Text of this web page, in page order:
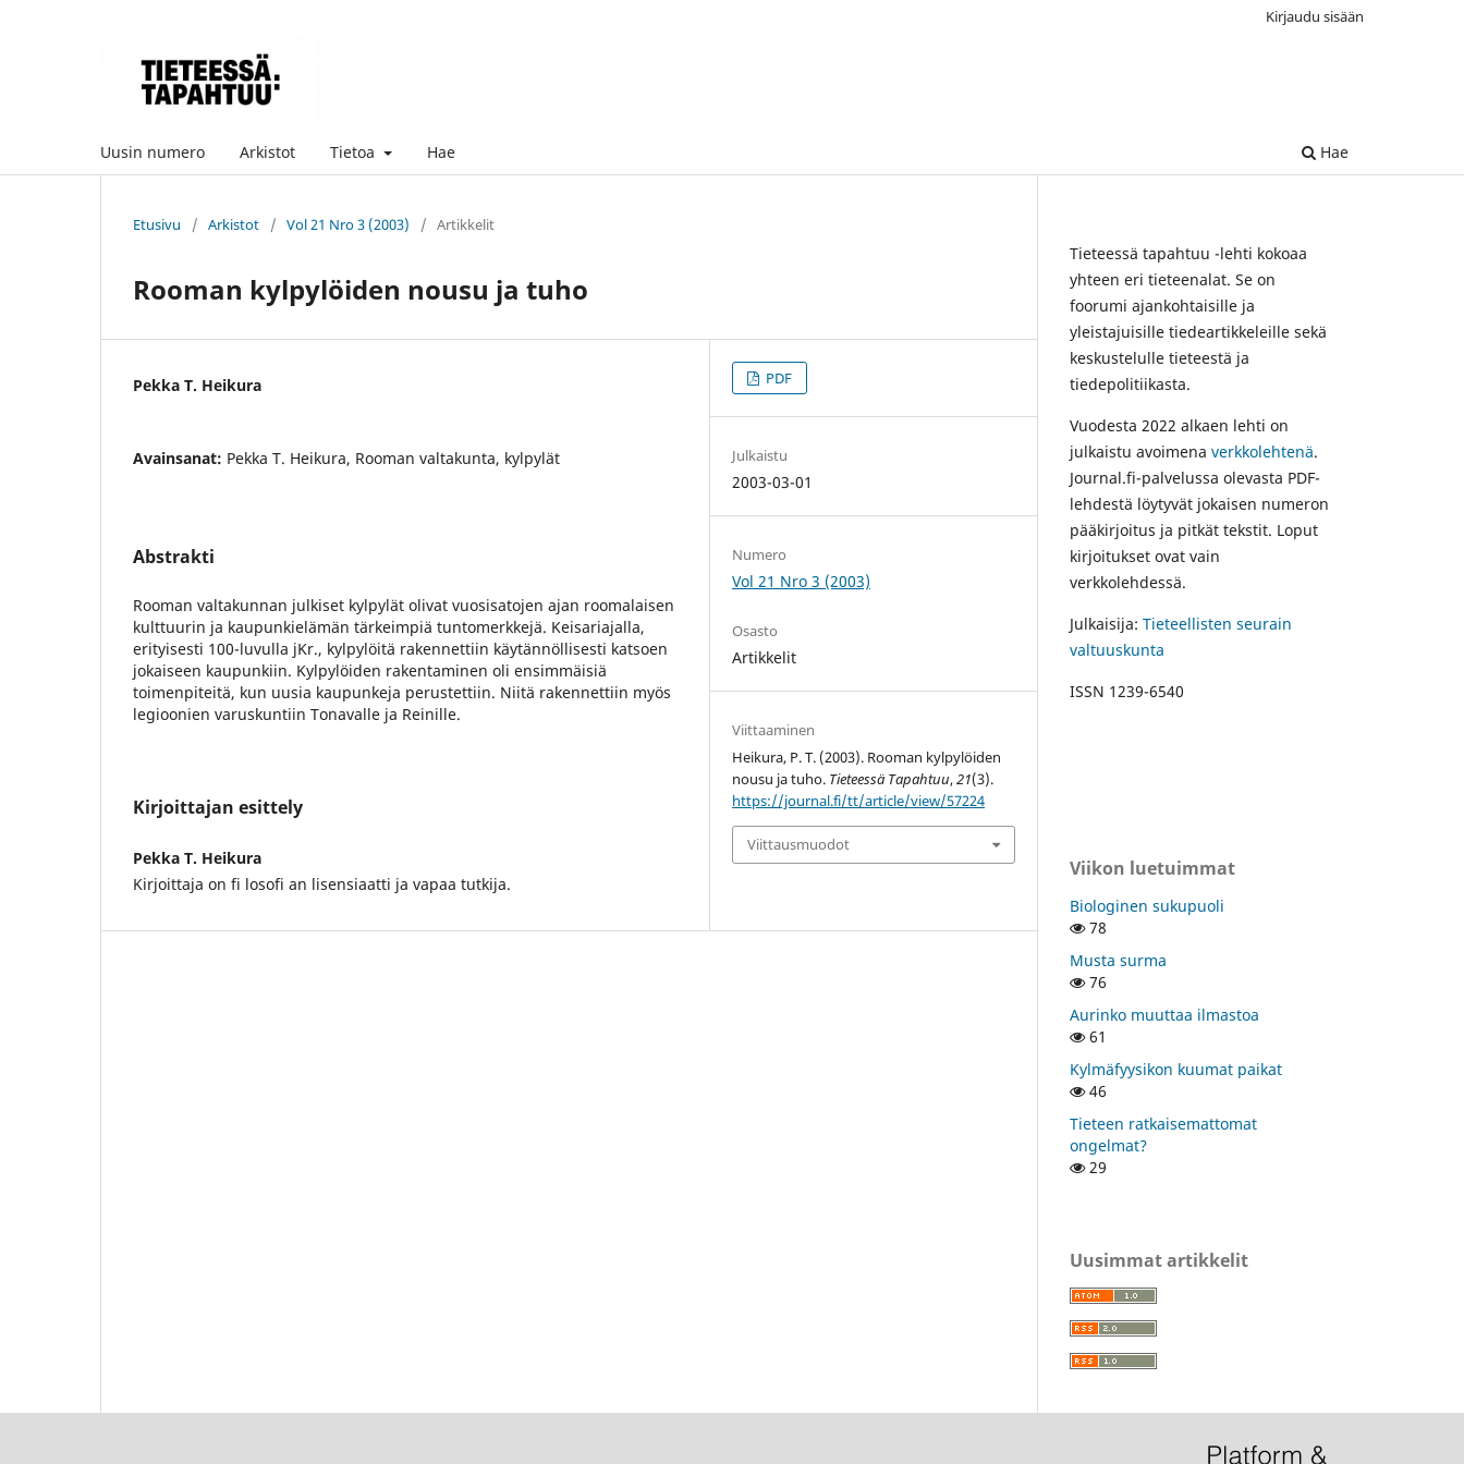
Uusin numero Arkistot Tietoa Hae Hae
Kirjaudu sisään
Etusivu / Arkistot / Vol 21 Nro 3 (2003) / Artikkelit
Rooman kylpylöiden nousu ja tuho
Pekka T. Heikura
Avainsanat: Pekka T. Heikura, Rooman valtakunta, kylpylät
Abstrakti
Rooman valtakunnan julkiset kylpylät olivat vuosisatojen ajan roomalaisen
kulttuurin ja kaupunkielämän tärkeimpiä tuntomerkkejä. Keisariajalla,
erityisesti 100-luvulla jKr., kylpylöitä rakennettiin käytännöllisesti katsoen
jokaiseen kaupunkiin. Kylpylöiden rakentaminen oli ensimmäisiä
toimenpiteitä, kun uusia kaupunkeja perustettiin. Niitä rakennettiin myös
legioonien varuskuntiin Tonavalle ja Reinille.
Kirjoittajan esittely
Pekka T. Heikura
Kirjoittaja on fi losofi an lisensiaatti ja vapaa tutkija.
PDF
Julkaistu
2003-03-01
Numero
Vol 21 Nro 3 (2003)
Osasto
Artikkelit
Viittaaminen
Heikura, P. T. (2003). Rooman kylpylöiden
nousu ja tuho. Tieteessä Tapahtuu,21(3).
https://journal.fi/tt/article/view/57224
Viittausmuodot
Tieteessä tapahtuu -lehti kokoaa
yhteen eri tieteenalat. Se on
foorumi ajankohtaisille ja
yleistajuisille tiedeartikkeleille sekä
keskustelulle tieteestä ja
tiedepolitiikasta.
Vuodesta 2022 alkaen lehti on
julkaistu avoimena verkkolehtenä.
Journal.fi-palvelussa olevasta PDF-
lehdestä löytyvät jokaisen numeron
pääkirjoitus ja pitkät tekstit. Loput
kirjoitukset ovat vain
verkkolehdessä.
Julkaisija: Tieteellisten seurain
valtuuskunta
ISSN 1239-6540
Viikon luetuimmat
Biologinen sukupuoli
78
Musta surma
76
Aurinko muuttaa ilmastoa
61
Kylmäfyysikon kuumat paikat
46
Tieteen ratkaisemattomat
ongelmat?
29
Uusimmat artikkelit